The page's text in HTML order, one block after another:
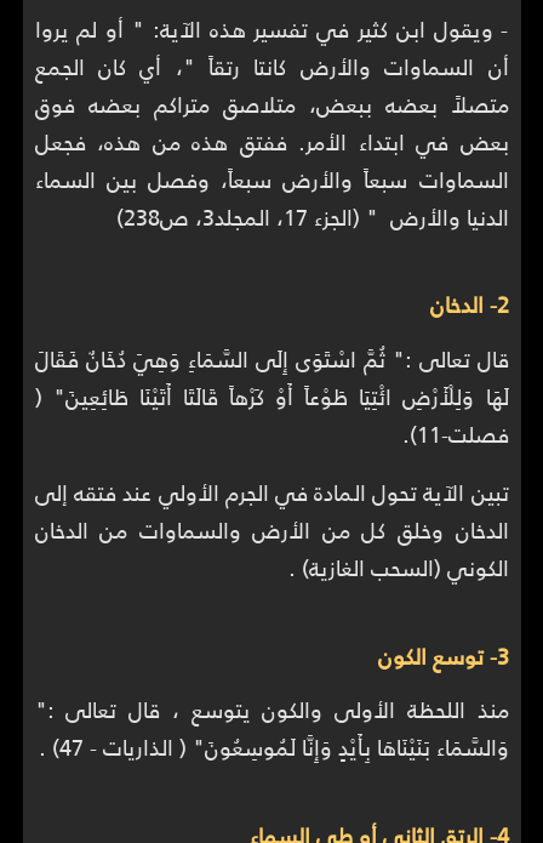
- ويقول ابن كثير في تفسير هذه الآية: " أو لم يروا
أن السماوات والأرض كانتا رتقاً "، أي كان الجمع
متصلاً بعضه ببعض، متلاصق متراكم بعضه فوق
بعض في ابتداء الأمر. ففتق هذه من هذه، فجعل
السماوات سبعاً والأرض سبعاً، وفصل بين السماء
الدنيا والأرض " (الجزء 17، المجلد3، ص238)
‏2- الدخان
قال تعالى :" ثُمَّ اسْتَوَى إِلَى السَّمَاءِ وَهِيَ دُخَانٌ فَقَالَ
لَهَا وَلِلْأَرْضِ ائْتِيَا طَوْعاً أَوْ كَرْهاً قَالَتَا أَتَيْنَا طَائِعِينَ" (‏
فصلت-11).‏
تبين الآية تحول المادة في الجرم الأولي عند فتقه إلى
الدخان وخلق كل من الأرض والسماوات من الدخان
الكوني (السحب الغازية) .
3- توسع الكون
منذ اللحظة الأولى والكون يتوسع ، قال تعالى :"
وَالسَّمَاء بَنَيْنَاهَا بِأَيْدٍ وَإِنَّا لَمُوسِعُونَ" (‏ الذاريات ‏- 47) .